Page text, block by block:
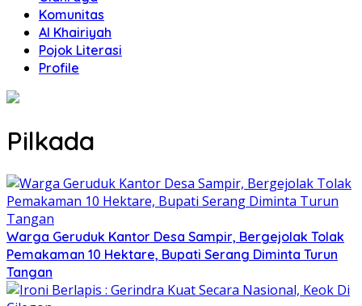
Komunitas
Al Khairiyah
Pojok Literasi
Profile
Pilkada
Warga Geruduk Kantor Desa Sampir, Bergejolak Tolak
Pemakaman 10 Hektare, Bupati Serang Diminta Turun
Tangan